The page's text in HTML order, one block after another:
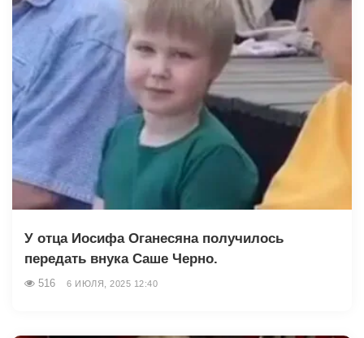
У отца Иосифа Оганесяна получилось
передать внука Саше Черно.
516 6 ИЮЛЯ, 2025 12:40